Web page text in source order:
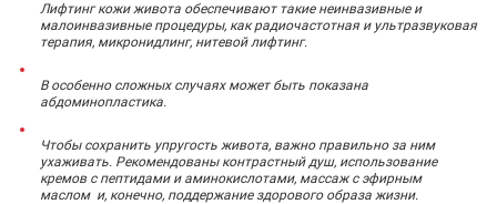
Лифтинг кожи живота обеспечивают такие неинвазивные и
малоинвазивные процедуры, как радиочастотная и ультразвуковая
терапия, микронидлинг, нитевой лифтинг.
В особенно сложных случаях может быть показана
абдоминопластика.
Чтобы сохранить упругость живота, важно правильно за ним
ухаживать. Рекомендованы контрастный душ, использование
кремов с пептидами и аминокислотами, массаж с эфирным
маслом и, конечно, поддержание здорового образа жизни.